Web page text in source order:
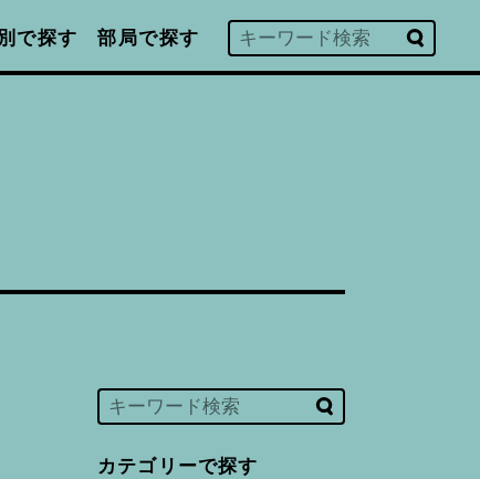
で探す 部局で探す
カテゴリーで探す